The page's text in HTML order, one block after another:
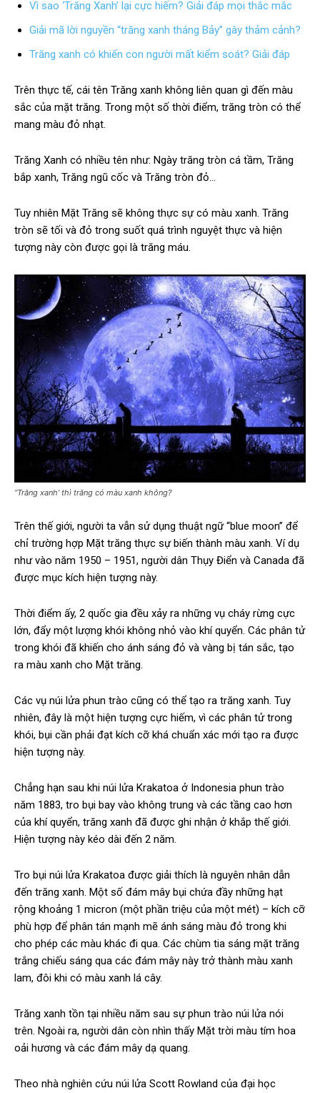
Vì sao ‘Trăng Xanh’ lại cực hiếm? Giải đáp mọi thắc mắc
Giải mã lời nguyền “trăng xanh tháng Bảy” gây thảm cảnh?
Trăng xanh có khiến con người mất kiểm soát? Giải đáp
Trên thực tế, cái tên Trăng xanh không liên quan gì đến màu
sắc của mặt trăng. Trong một số thời điểm, trăng tròn có thể
mang màu đỏ nhạt.
Trăng Xanh có nhiều tên như: Ngày trăng tròn cá tầm, Trăng
bắp xanh, Trăng ngũ cốc và Trăng tròn đỏ…
Tuy nhiên Mặt Trăng sẽ không thực sự có màu xanh. Trăng
tròn sẽ tối và đỏ trong suốt quá trình nguyệt thực và hiện
tượng này còn được gọi là trăng máu.
“Trăng xanh’ thì trăng có màu xanh không?
Trên thế giới, người ta vẫn sử dụng thuật ngữ “blue moon” để
chỉ trường hợp Mặt trăng thực sự biến thành màu xanh. Ví dụ
như vào năm 1950 – 1951, người dân Thụy Điển và Canada đã
được mục kích hiện tượng này.
Thời điểm ấy, 2 quốc gia đều xảy ra những vụ cháy rừng cực
lớn, đẩy một lượng khói không nhỏ vào khí quyển. Các phân tử
trong khói đã khiến cho ánh sáng đỏ và vàng bị tán sắc, tạo
ra màu xanh cho Mặt trăng.
Các vụ núi lửa phun trào cũng có thể tạo ra trăng xanh. Tuy
nhiên, đây là một hiện tượng cực hiếm, vì các phân tử trong
khói, bụi cần phải đạt kích cỡ khá chuẩn xác mới tạo ra được
hiện tượng này.
Chẳng hạn sau khi núi lửa Krakatoa ở Indonesia phun trào
năm 1883, tro bụi bay vào không trung và các tầng cao hơn
của khí quyển, trăng xanh đã được ghi nhận ở khắp thế giới.
Hiện tượng này kéo dài đến 2 năm.
Tro bụi núi lửa Krakatoa được giải thích là nguyên nhân dẫn
đến trăng xanh. Một số đám mây bụi chứa đầy những hạt
rộng khoảng 1 micron (một phần triệu của một mét) – kích cỡ
phù hợp để phân tán mạnh mẽ ánh sáng màu đỏ trong khi
cho phép các màu khác đi qua. Các chùm tia sáng mặt trăng
trắng chiếu sáng qua các đám mây này trở thành màu xanh
lam, đôi khi có màu xanh lá cây.
Trăng xanh tồn tại nhiều năm sau sự phun trào núi lửa nói
trên. Ngoài ra, người dân còn nhìn thấy Mặt trời màu tím hoa
oải hương và các đám mây dạ quang.
Theo nhà nghiên cứu núi lửa Scott Rowland của đại học